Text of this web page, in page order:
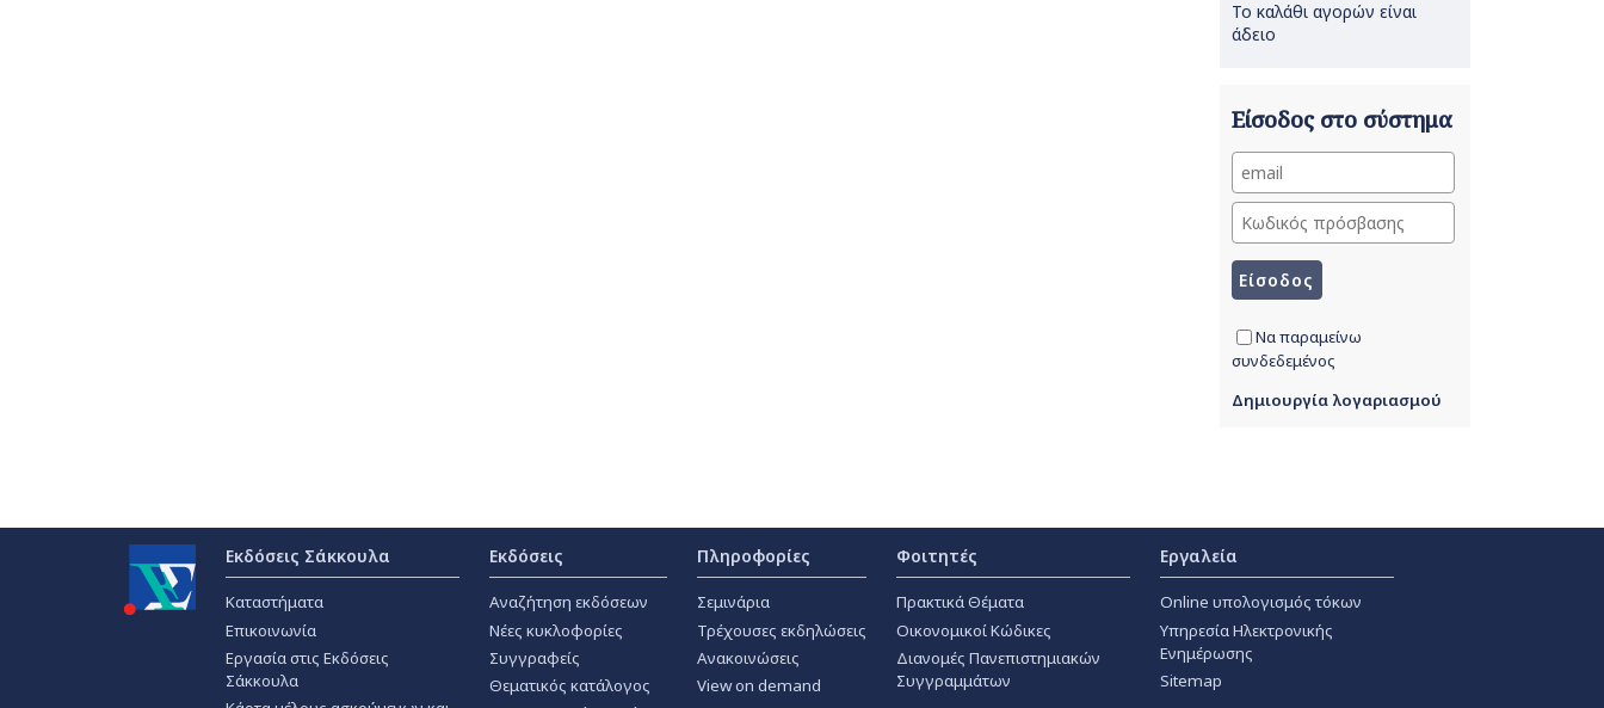
Το καλάθι αγορών είναι
άδειο
Είσοδος στο σύστημα
Να παραμείνω
συνδεδεμένος
Δημιουργία λογαριασμού
Εκδόσεις Σάκκουλα
Καταστήματα
Επικοινωνία
Εργασία στις Εκδόσεις
Σάκκουλα
Εκδόσεις
Αναζήτηση εκδόσεων
Νέες κυκλοφορίες
Συγγραφείς
Θεματικός κατάλογος
Πληροφορίες
Σεμινάρια
Τρέχουσες εκδηλώσεις
Ανακοινώσεις
View on demand
Φοιτητές
Πρακτικά Θέματα
Οικονομικοί Κώδικες
Διανομές Πανεπιστημιακών
Συγγραμμάτων
Εργαλεία
Online υπολογισμός τόκων
Υπηρεσία Ηλεκτρονικής
Ενημέρωσης
Sitemap